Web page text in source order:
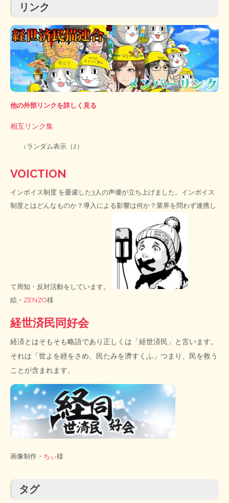
リンク
他の外部リンクを詳しく見る
相互リンク集
↓ランダム表示（2）
VOICTION
インボイス制度 を憂慮した3人の声優が立ち上げました。インボイス
制度とはどんなものか？導入による影響は何か？業界を問わず連携し
て周知・反対活動をしています。
絵・ ZENZO様
経世済民同好会
経済とはそもそも略語であり正しくは「経世済民」と言います。
それは「世よを經をさめ、民たみを濟すくふ」つまり、民を救う
ことが含まれます。
画像制作・ ちぃ様
タグ